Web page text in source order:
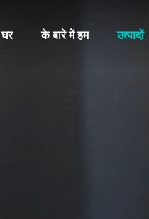
घर के बारे में हम उत्पादों